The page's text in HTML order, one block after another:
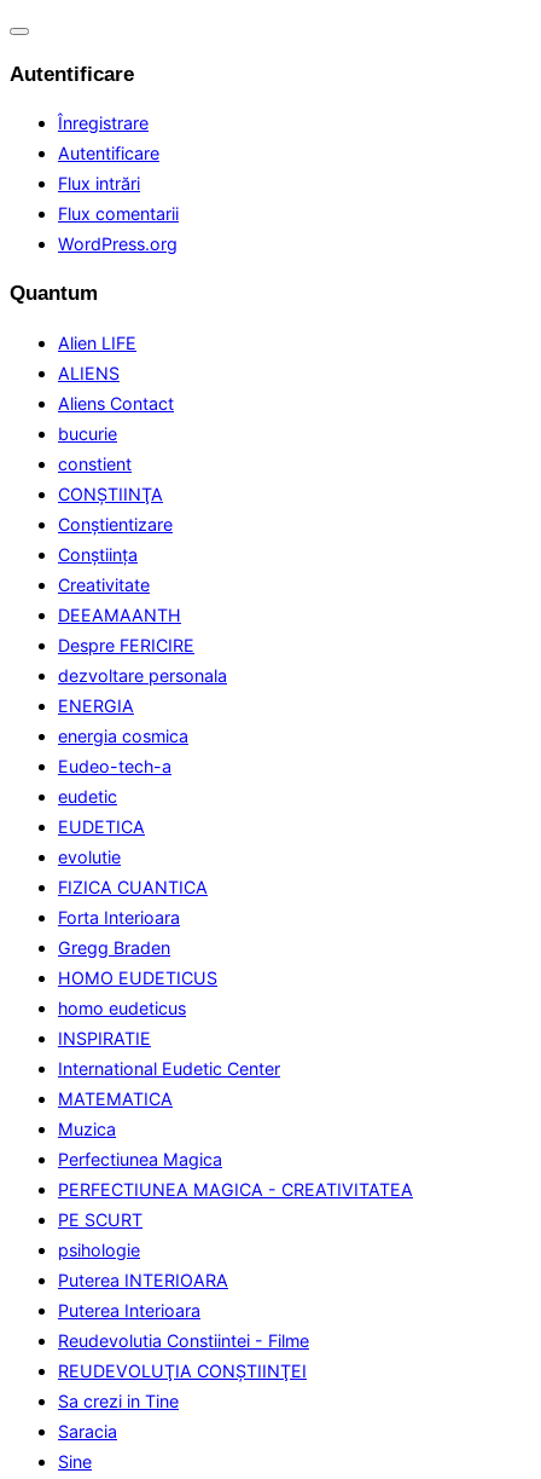
Comută
Autentificare
Înregistrare
Autentificare
Flux intrări
Flux comentarii
WordPress.org
Quantum
Alien LIFE
ALIENS
Aliens Contact
bucurie
constient
CONŞTIINŢA
Conştientizare
Conştiinţa
Creativitate
DEEAMAANTH
Despre FERICIRE
dezvoltare personala
ENERGIA
energia cosmica
Eudeo-tech-a
eudetic
EUDETICA
evolutie
FIZICA CUANTICA
Forta Interioara
Gregg Braden
HOMO EUDETICUS
homo eudeticus
INSPIRATIE
International Eudetic Center
MATEMATICA
Muzica
Perfectiunea Magica
PERFECTIUNEA MAGICA - CREATIVITATEA
PE SCURT
psihologie
Puterea INTERIOARA
Puterea Interioara
Reudevolutia Constiintei - Filme
REUDEVOLUŢIA CONŞTIINŢEI
Sa crezi in Tine
Saracia
Sine